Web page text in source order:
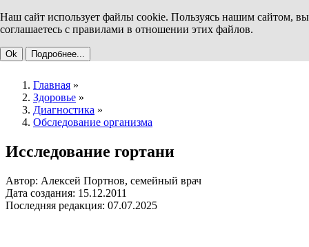
Наш сайт использует файлы cookie. Пользуясь нашим сайтом, вы
соглашаетесь с правилами в отношении этих файлов.
Ok Подробнее...
Главная »
Здоровье »
Диагностика »
Обследование организма
Исследование гортани
Автор: Алексей Портнов, семейный врач
Дата создания: 15.12.2011
Последняя редакция: 07.07.2025